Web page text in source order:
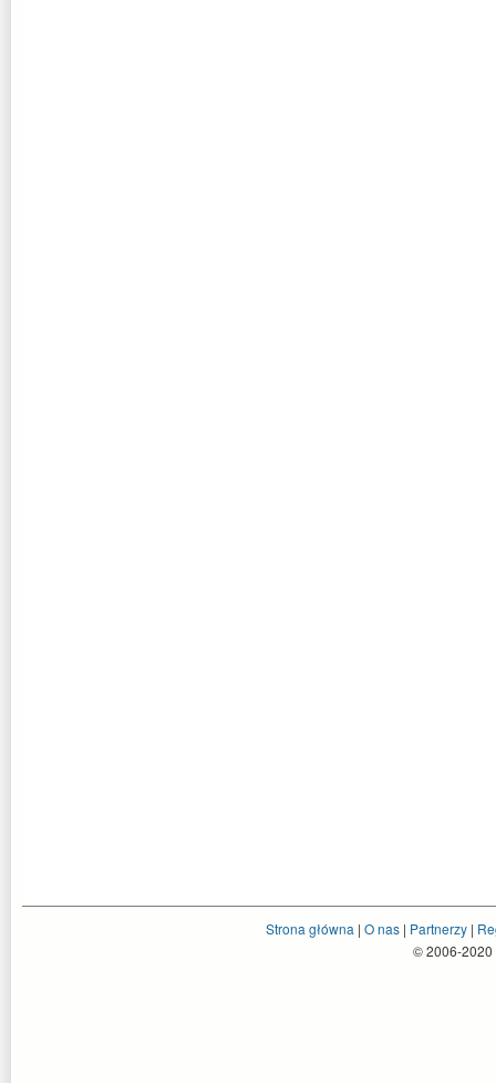
Strona główna | O nas| Partnerzy|
© 2006-2020